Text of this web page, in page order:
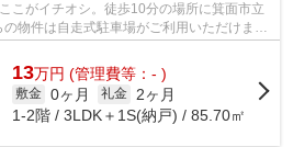
こがイチオシ。徒歩10分の場所に箕面市立
物件は自走式駐車場がご利用いただけま
通風良好...
13万円 (管理費等：- )
敷金 0ヶ月 礼金
2ヶ月
1-2階 / 3LDK＋1S(納戸) / 85.70㎡